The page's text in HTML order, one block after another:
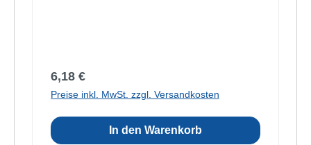
Regulärer Preis:
6,18 €
Preise inkl. MwSt. zzgl. Versandkosten
In den Warenkorb